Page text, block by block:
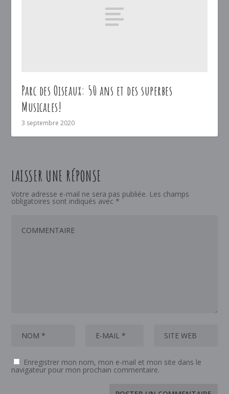
Parc des Oiseaux: 50 ans et des superbes
Musicales!
3 septembre 2020
LAISSER UNE RÉPONSE
Votre adresse e-mail ne sera pas publiée. Les champs
obligatoires sont indiqués avec *
Enregistrer mon nom, mon e-mail et mon site dans le
navigateur pour mon prochain commentaire.